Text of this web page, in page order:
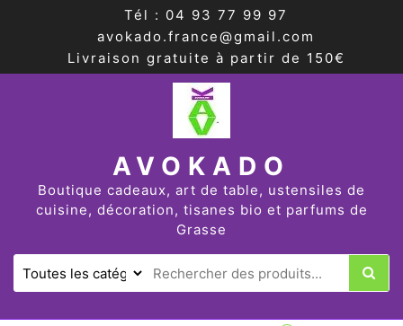
Tél : 04 93 77 99 97
avokado.france@gmail.com
Livraison gratuite à partir de 150€
AVOKADO
Boutique cadeaux, art de table, ustensiles de
cuisine, décoration, tisanes bio et parfums de
Grasse